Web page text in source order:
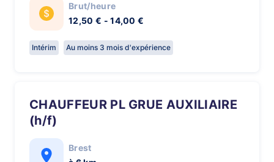
Brut/heure
12,50 € - 14,00 €
Intérim Au moins 3 mois d'expérience
CHAUFFEUR PL GRUE AUXILIAIRE
(h/f)
Brest